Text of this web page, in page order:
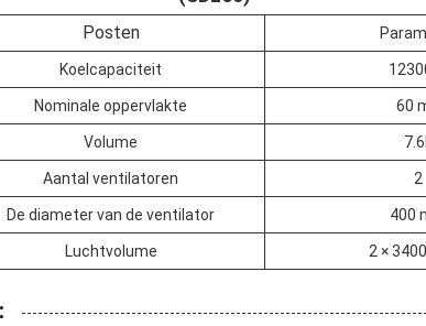
Posten
Koelcapaciteit
Nominale oppervlakte 60
Volume
Aantal ventilatoren 2
De diameter van de ventilator 400
Luchtvolume 2 ×